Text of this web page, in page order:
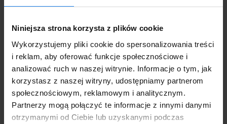
Niniejsza strona korzysta z plików cookie
Wykorzystujemy pliki cookie do spersonalizowania treści
i reklam, aby oferować funkcje społecznościowe i
analizować ruch w naszej witrynie. Informacje o tym, jak
korzystasz z naszej witryny, udostępniamy partnerom
społecznościowym, reklamowym i analitycznym.
Partnerzy mogą połączyć te informacje z innymi danymi
otrzymanymi od Ciebie lub uzyskanymi podczas
· Zainwestowanie w system światła wykrywającego
ruch.
· Postawienie garażu na betonowej posadzce,
która zabezpiecza przed podkopem.